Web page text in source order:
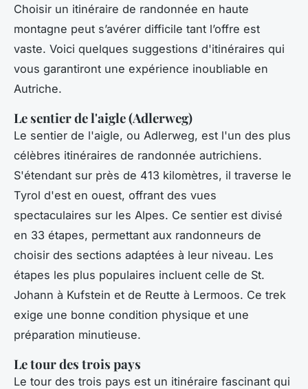
Choisir un itinéraire de randonnée en haute
montagne peut s’avérer difficile tant l’offre est
vaste. Voici quelques suggestions d'itinéraires qui
vous garantiront une expérience inoubliable en
Autriche.
Le sentier de l'aigle (Adlerweg)
Le sentier de l'aigle, ou Adlerweg, est l'un des plus
célèbres itinéraires de randonnée autrichiens.
S'étendant sur près de 413 kilomètres, il traverse le
Tyrol d'est en ouest, offrant des vues
spectaculaires sur les Alpes. Ce sentier est divisé
en 33 étapes, permettant aux randonneurs de
choisir des sections adaptées à leur niveau. Les
étapes les plus populaires incluent celle de St.
Johann à Kufstein et de Reutte à Lermoos. Ce trek
exige une bonne condition physique et une
préparation minutieuse.
Le tour des trois pays
Le tour des trois pays est un itinéraire fascinant qui